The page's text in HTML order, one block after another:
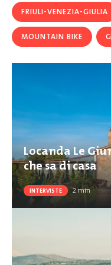
Locanda Le
che sa di casa
INTERVISTE 2min
FRIULI-VENEZIA-GIULIA
MOUNTAIN BIKE